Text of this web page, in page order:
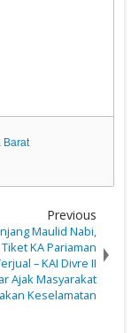
Barat
Previous
Maulid Nabi,
KA Pariaman
– KAI Divre II
Ajak Masyarakat
Keselamatan